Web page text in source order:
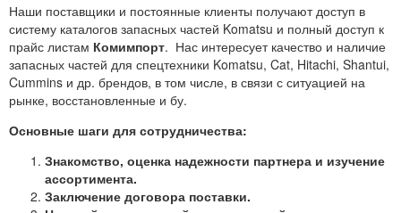
Наши поставщики и постоянные клиенты получают доступ в
систему каталогов запасных частей Komatsu и полный доступ к
прайс листам Комимпорт. Нас интересует качество и наличие
запасных частей для спецтехники Komatsu, Cat, Hitachi, Shantui,
Cummins и др. брендов, в том числе, в связи с ситуацией на
рынке, восстановленные и бу.
Основные шаги для сотрудничества:
Знакомство, оценка надежности партнера и изучение
ассортимента.
Заключение договора поставки.